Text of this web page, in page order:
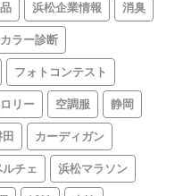
浜松企業情報 消臭
ラー診断
フォトコンテスト
リー 空調服 静岡
カーディガン
ルチェ 浜松マラソン